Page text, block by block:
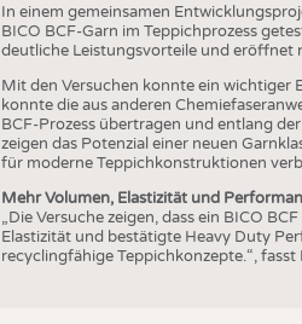
In einem gemeinsamen
BICO BCF-Garn im Teppichprozess
deutliche Leistungsvorteile und
Mit den Versuchen konnte ein wichtiger
konnte die aus anderen
BCF-Prozess übertragen und entlang
zeigen das Potenzial einer neuen
für moderne Teppichkonstruktionen
Mehr Volumen, Elastizität und
„Die Versuche zeigen, dass ein BICO
Elastizität und bestätigte Heavy Duty
recyclingfähige Teppichkonzepte.“,